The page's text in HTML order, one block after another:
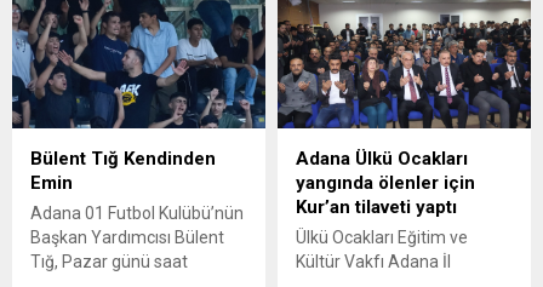
Bülent Tığ Kendinden
Emin
Adana 01 Futbol Kulübü’nün
Başkan Yardımcısı Bülent
Tığ, Pazar günü saat
Adana Ülkü Ocakları
yangında ölenler için
Kur’an tilaveti yaptı
Ülkü Ocakları Eğitim ve
Kültür Vakfı Adana İl